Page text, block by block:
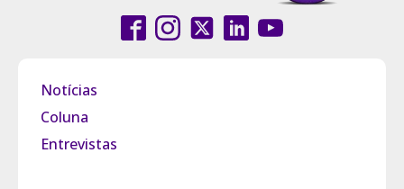
Notícias
Coluna
Entrevistas